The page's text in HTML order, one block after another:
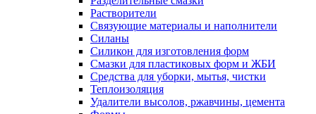
Растворители
Связующие материалы и наполнители
Силаны
Силикон для изготовления форм
Смазки для пластиковых форм и ЖБИ
Средства для уборки, мытья, чистки
Теплоизоляция
Удалители высолов, ржавчины, цемента